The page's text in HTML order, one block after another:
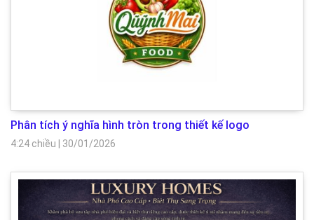
Phân tích ý nghĩa hình tròn trong thiết kế logo
4:24 chiều 30/01/2026